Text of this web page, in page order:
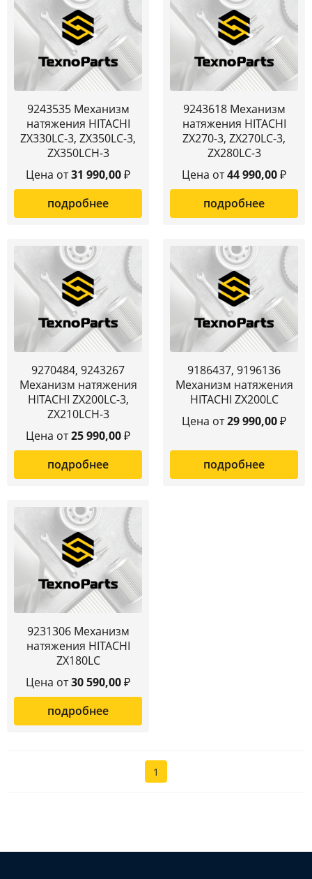
9243535 Механизм
натяжения HITACHI
ZX330LC-3, ZX350LC-3,
ZX350LCH-3
Цена от31 990,00₽
подробнее
9243618 Механизм
натяжения HITACHI
ZX270-3, ZX270LC-3,
ZX280LC-3
Цена от44 990,00₽
подробнее
9270484, 9243267
Механизм натяжения
HITACHI ZX200LC-3,
ZX210LCH-3
Цена от25 990,00₽
подробнее
9186437, 9196136
Механизм натяжения
HITACHI ZX200LC
Цена от29 990,00₽
подробнее
9231306 Механизм
натяжения HITACHI
ZX180LC
Цена от30 590,00₽
подробнее
1